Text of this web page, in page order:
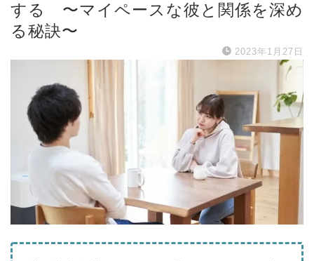
する 〜マイペースな彼と関係を深め
る秘訣〜
2023年1月27日